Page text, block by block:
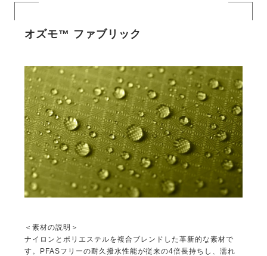
オズモ™ ファブリック
＜素材の説明＞
ナイロンとポリエステルを複合ブレンドした革新的な素材で
す。PFASフリーの耐久撥水性能が従来の4倍長持ちし、濡れ